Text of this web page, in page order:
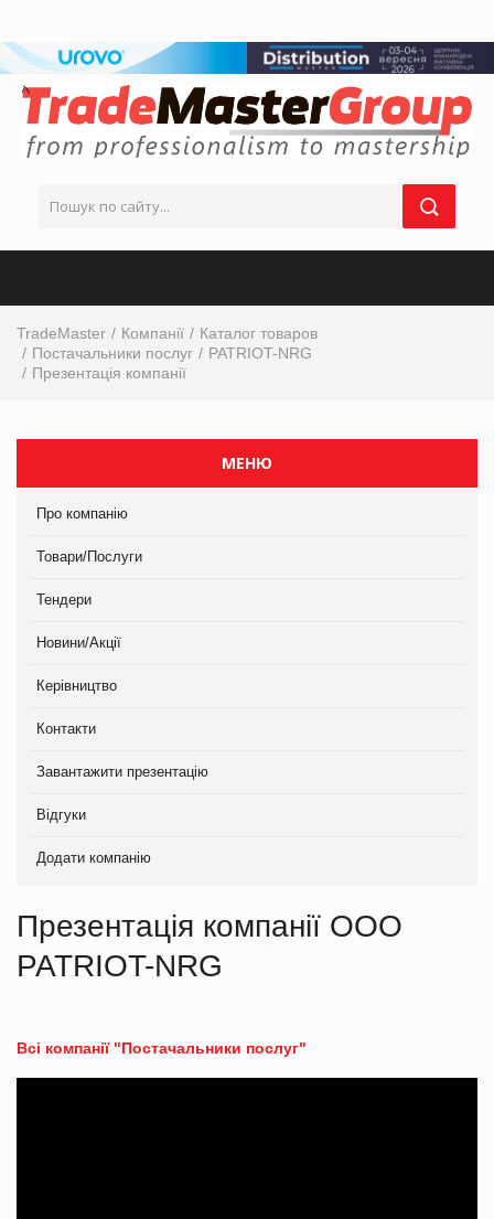
TradeMaster Компанії
Каталог товаров
Постачальники послуг
PATRIOT-NRG
Презентація компанії
МЕНЮ
Про компанію
Товари/Послуги
Тендери
Новини/Акції
Керівництво
Контакти
Завантажити презентацію
Відгуки
Додати компанію
Презентація компанії ООО
PATRIOT-NRG
Всі компанії "Постачальники послуг"